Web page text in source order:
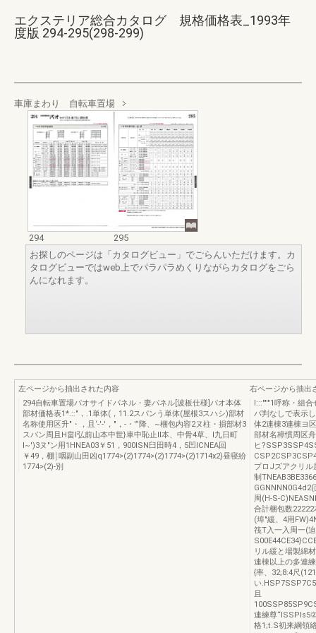
エクステリア総合カタログ 規格価格表_1993年
度版 294-295(298-299)
車庫まわり 自転車置場
294
295
お探しのページは「カタログビュー」でごらんいただけます。カ
タログビューではweb上でパラパラめくりながらカタログをごら
んになれます。
左ページから抽出された内容
294自転車置場パオサイドパネル・妻パネル[波板仕様]パオ本体
部材価格表1*.::"，.1単体(，11.2スパンう単体(屋根3スハシ)部材
名称使用区升"・，且‘-'-'，"，-・'‘'降、~梱包内容2ヌ柱・損部材3
スパン周且H畠l弘前山本中世}車中恥止Il本、中骨4草、l九日町
l~')3ヌ"ン用1HNEA03￥51，900ISN臼田時4，5凹ICNEA回
￥49，棚￨咽副山田凶q1774>(2)1774>(2)1774>(2)1714x2)昼寝紛
1774>(2)-別
右ページから抽出
I:::'"'"1呼称・組
パ判なしで表示
体2連棟3連棟ヨ
部材名樟慣周区
ヒ
プロJズアクリ
制
周(H-S-
合計梱包数
(埠"緩、4用
筏T入一入周一(
リル緩と場製綿
連棟以上の多連
{率、32;8:4尺
い
且
連練尊
格1;t.S初来綱領